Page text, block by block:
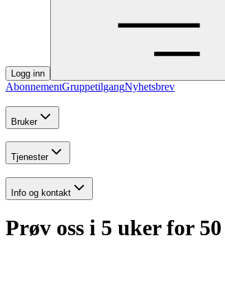
Logg inn
AbonnementGruppetilgangNyhetsbrev
Bruker
Tjenester
Info og kontakt
Prøv oss i 5 uker for